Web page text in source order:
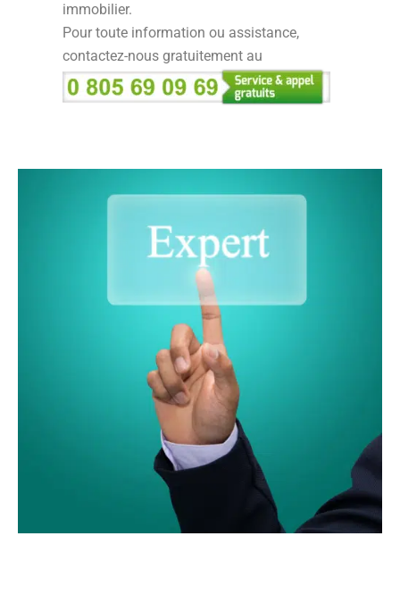
immobilier.
Pour toute information ou assistance,
contactez-nous gratuitement au